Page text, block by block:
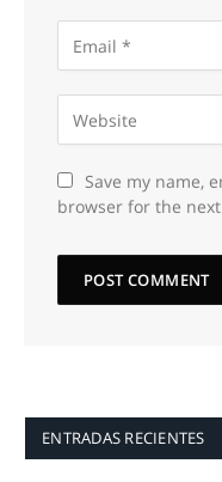
Save my name,
browser for the
ENTRADAS RECIENTES